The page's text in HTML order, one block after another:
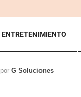
ENTRETENIMIENTO
por G Soluciones